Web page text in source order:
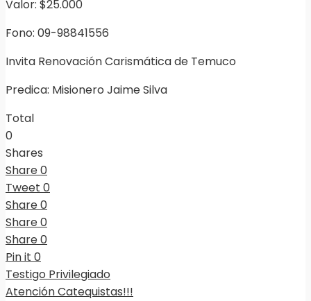
Valor: $25.000
Fono: 09-98841556
Invita Renovación Carismática de Temuco
Predica: Misionero Jaime Silva
Total
0
Shares
Share0
Tweet 0
Share0
Share0
Share0
Pin it 0
Testigo Privilegiado
Atención Catequistas!!!